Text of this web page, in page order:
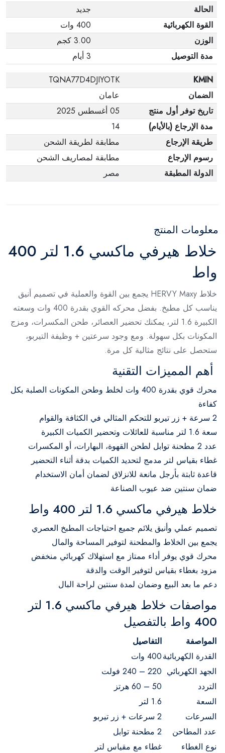
الحالة
جديد
القوة الكهربائية
400 وات
الوزن
3.00 كجم
مدة التوصيل
3 أيام
KMIN
TQNA77D4DJIYOTK
الضمان
عامان
تاريخ توفر أول منتج
05 أغسطس 2025
مدة الإرجاع (بالأيام)
14
طريقة الإرجاع
مطابقة لطريقة الشحن
رسوم الإرجاع
مطابقة لمصاريف الشحن
الدولة المطبقة
مصر
معلومات المنتج
خلاط هيرفي ماكسي 1.6 لتر 400
واط
خلاط
HERVY Maxy يجمع بين القوة والعملية في تصميم أنيق
يناسب كل مطبخ. بفضل محركه القوي بقدرة 400 وات وسعته
الكبيرة 1.6 لتر، يمكنك تحضير العصائر، طحن المكسرات، ومزج
المكونات بكل سهولة. ومع وجود سرعتين + وظيفة التيربو،
ستحصل على نتائج مثالية كل مرة.
أهم المميزات التقنية
محرك قوي بقدرة 400 وات لخلط وطحن المكونات الصلبة بكل
كفاءة
2 سرعة + زر تيربو للتحكم المثالي في الكثافة والقوام
سعة 1.6 لتر مناسبة للعائلات وتحضير الكميات الكبيرة
عدد 2 مطحنة توابل لطحن القهوة، البهارات، أو المكسرات
غطاء بقياس لتر مدمج لتحديد الكميات بدقة أثناء التحضير
قاعدة ثابتة بأرجل مانعة للانزلاق لضمان أمان الاستخدام
ضمان سنتين ضد عيوب الصناعة
خلاط هيرفي ماكسي 1.6 لتر 400 واط
تصميم عملي وأنيق يلائم جميع احتياجات المطبخ العصري
يجمع بين الخلاط والمطحنة لتوفير المساحة والمال
محرك قوي يوفر أداء ممتاز مع استهلاك كهربائي منخفض
مزود بغطاء بقياس لتوفير الوقت والدقة
دعم ما بعد البيع وضمان لمدة سنتين لراحة البال
مواصفات خلاط هيرفي ماكسي 1.6 لتر
400 واط بالتفصيل
المواصفة
التفاصيل
القدرة الكهربائية400 وات
الجهد الكهربائي 220 – 240 فولت
التردد
50 – 60 هرتز
السعة
1.6 لتر
السرعات
2 سرعات + زر تيربو
عدد المطاحن
2 مطحنة توابل
نوع الغطاء
غطاء مع مقياس لتر